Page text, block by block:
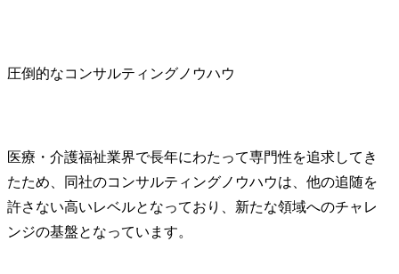
圧倒的なコンサルティングノウハウ
医療・介護福祉業界で長年にわたって専門性を追求してき
たため、同社のコンサルティングノウハウは、他の追随を
許さない高いレベルとなっており、新たな領域へのチャレ
ンジの基盤となっています。